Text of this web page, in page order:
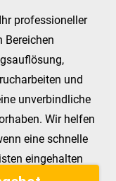
professioneller
Bereichen
und
unverbindliche
Wir helfen
eine schnelle
eingehalten